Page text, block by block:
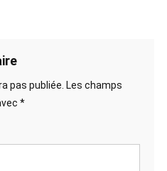
pas publiée. Les champs
*